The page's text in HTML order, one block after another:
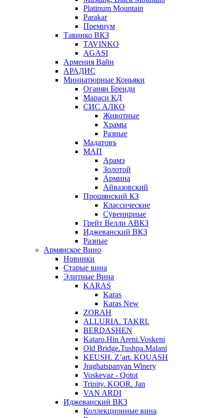
Platinum Mountain
Parakar
Премиум
Тавинко ВКЗ
TAVINKO
AGASI
Армения Вайн
АРАДИС
Миниатюрные Коньяки
Оганян Бренди
Мараси КД
СИС АЛКО
Животные
Храмы
Разные
Мадатовъ
МАП
Арамэ
Золотой
Армина
Айвазовский
Прошянский КЗ
Классические
Сувенирные
Грейт Велли АВКЗ
Иджеванский ВКЗ
Разные
Армянское Вино
Новинки
Старые вина
Элитные Вина
KARAS
Karas
Karas New
ZORAH
ALLURIA. TAKRI.
BERDASHEN
Kataro.Hin Areni.Voskeni
Old Bridge.Tushpa.Malani
KEUSH. Z’art. KOUASH
Jraghatspanyan Winery
Voskevaz - Qotot
Trinity. KOOR. Jan
VAN ARDI
Иджеванский ВКЗ
Коллекционные вина